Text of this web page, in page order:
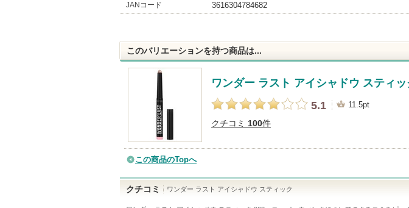
JANコード 3616304784682
このバリエーションを持つ商品は...
ワンダー ラスト アイシャドウ スティッ
5.1
11.5pt
クチコミ 100件
この商品のTopへ
クチコミ ワンダー ラスト アイシャドウ スティック